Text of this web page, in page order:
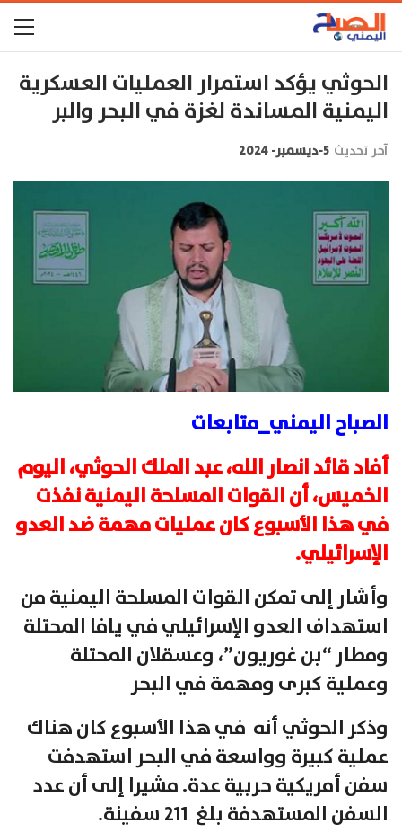
الحوثي يؤكد استمرار العمليات العسكرية
اليمنية المساندة لغزة في البحر والبر
آخر تحديث 5-ديسمبر- 2024
الصباح اليمني_متابعات
أفاد قائد انصار الله، عبد الملك الحوثي، اليوم
الخميس، أن القوات المسلحة اليمنية نفذت
في هذا الأسبوع كان عمليات مهمة ضد العدو
الإسرائيلي.
وأشار إلى تمكن القوات المسلحة اليمنية من
استهداف العدو الإسرائيلي في يافا المحتلة
ومطار “بن غوريون”، وعسقلان المحتلة
وعملية كبرى ومهمة في البحر
وذكر الحوثي أنه في هذا الأسبوع كان هناك
عملية كبيرة وواسعة في البحر استهدفت
سفن أمريكية حربية عدة. مشيرا إلى أن عدد
السفن المستهدفة بلغ 211 سفينة.